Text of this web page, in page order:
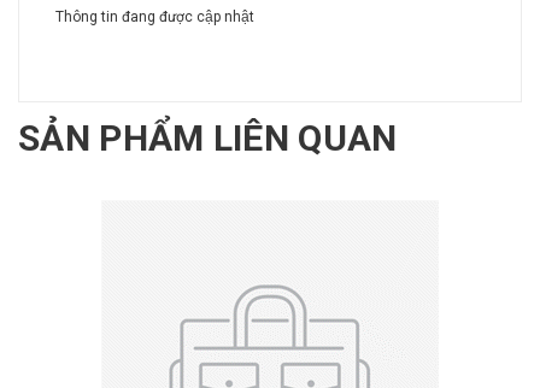
Thông tin đang được cập nhật
SẢN PHẨM LIÊN QUAN